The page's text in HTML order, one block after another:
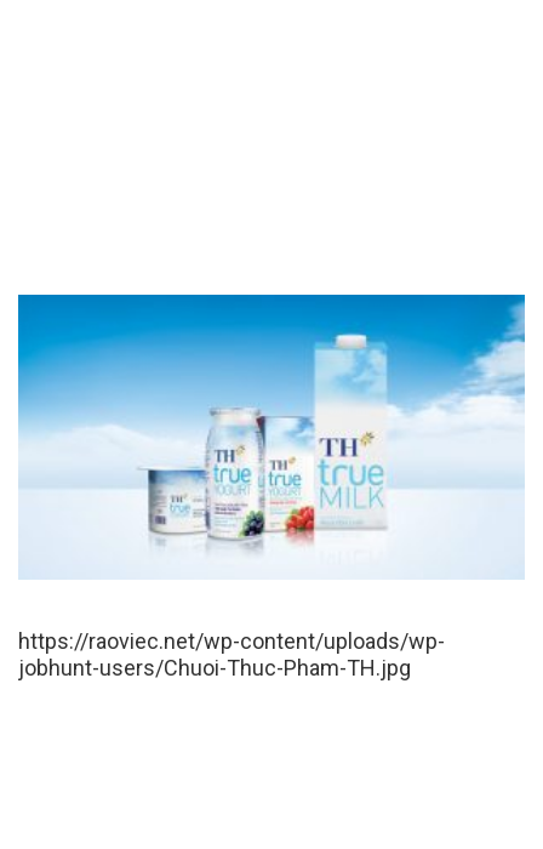
https://raoviec.net/wp-content/uploads/wp-
jobhunt-users/Chuoi-Thuc-Pham-TH.jpg